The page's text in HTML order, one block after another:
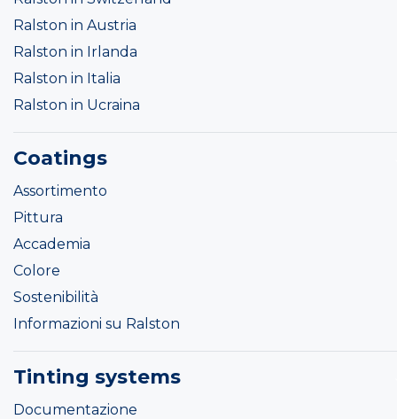
Ralston in Austria
Ralston in Irlanda
Ralston in Italia
Ralston in Ucraina
Coatings
Assortimento
Pittura
Accademia
Colore
Sostenibilità
Informazioni su Ralston
Tinting systems
Documentazione